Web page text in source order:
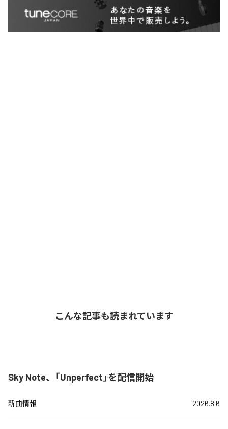
こんな記事も読まれています
Sky Note、「Unperfect」を配信開始
新曲情報 2026.8.6